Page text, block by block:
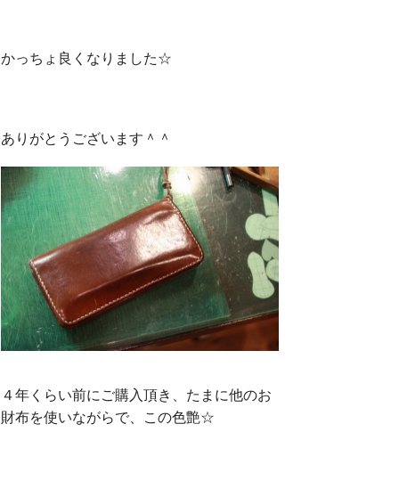
かっちょ良くなりました☆
ありがとうございます＾＾
４年くらい前にご購入頂き、たまに他のお
財布を使いながらで、この色艶☆